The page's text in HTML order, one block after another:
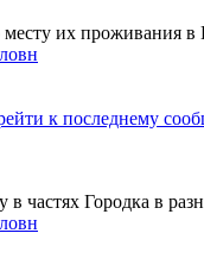
их проживания
к последнему
в частях Городка в